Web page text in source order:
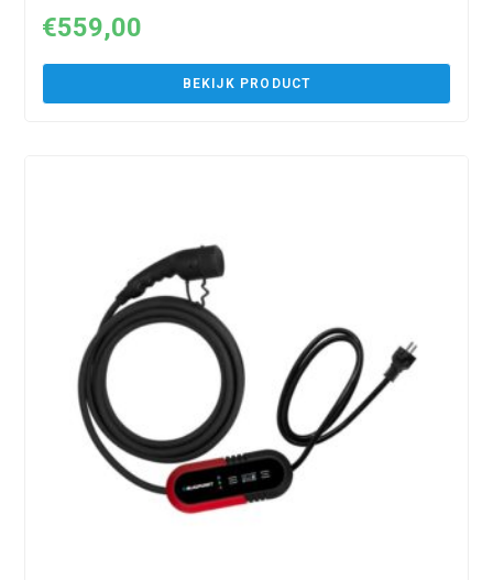
€559,00
BEKIJK PRODUCT